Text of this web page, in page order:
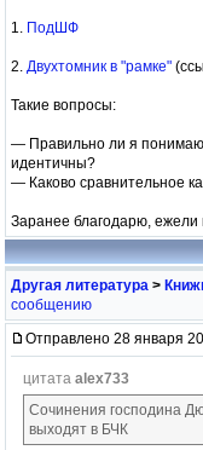
1. ПодШФ
2. Двухтомник в "рамке"
Такие вопросы:
— Правильно ли я
идентичны?
— Каково сравнительное
Заранее благодарю, ежели
Другая литература >
сообщению
Отправлено 28 января
цитата alex733
Сочинения господина
выходят в БЧК